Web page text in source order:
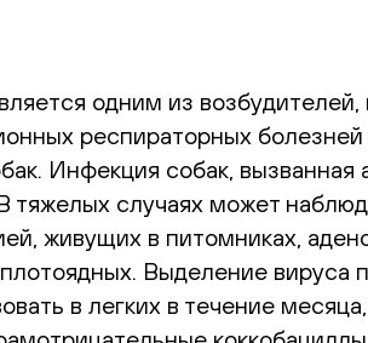
одним из
респираторных болезней
Инфекция собак,
тяжелых случаях может
живущих в питомниках,
Выделение вируса
в легких в течение